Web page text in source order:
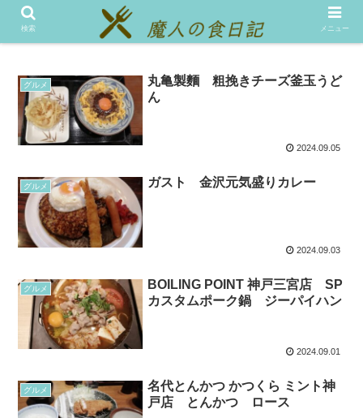
メニュー
グルメ
丸亀製麵 粗挽きチーズ釜玉うど
ん
2024.09.05
グルメ ガスト 金沢元気盛りカレー
2024.09.03
グルメ
BOILING POINT 神戸三宮店 SP
カスタムポーク鍋 ジーパイハン
2024.09.01
グルメ
名代とんかつ かつくら ミント神
戸店 とんかつ ロース
検索 メニュー